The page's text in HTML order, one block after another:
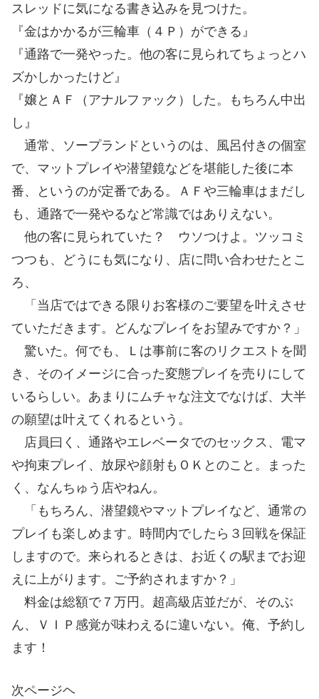
スレッドに気になる書き込みを見つけた。
『金はかかるが三輪車（４Ｐ）ができる』
『通路で一発やった。他の客に見られてちょっとハ
ズかしかったけど』
『嬢とＡＦ（アナルファック）した。もちろん中出
し』
通常、ソープランドというのは、風呂付きの個室
で、マットプレイや潜望鏡などを堪能した後に本
番、というのが定番である。ＡＦや三輪車はまだし
も、通路で一発やるなど常識ではありえない。
他の客に見られていた？ ウソつけよ。ツッコミ
つつも、どうにも気になり、店に問い合わせたとこ
ろ、
「当店ではできる限りお客様のご要望を叶えさせ
ていただきます。どんなプレイをお望みですか？」
驚いた。何でも、Ｌは事前に客のリクエストを聞
き、そのイメージに合った変態プレイを売りにして
いるらしい。あまりにムチャな注文でなけば、大半
の願望は叶えてくれるという。
店員曰く、通路やエレベータでのセックス、電マ
や拘束プレイ、放尿や顔射もＯＫとのこと。まった
く、なんちゅう店やねん。
「もちろん、潜望鏡やマットプレイなど、通常の
プレイも楽しめます。時間内でしたら３回戦を保証
しますので。来られるときは、お近くの駅までお迎
えに上がります。ご予約されますか？」
料金は総額で７万円。超高級店並だが、そのぶ
ん、ＶＩＰ感覚が味わえるに違いない。俺、予約し
ます！
次ページヘ